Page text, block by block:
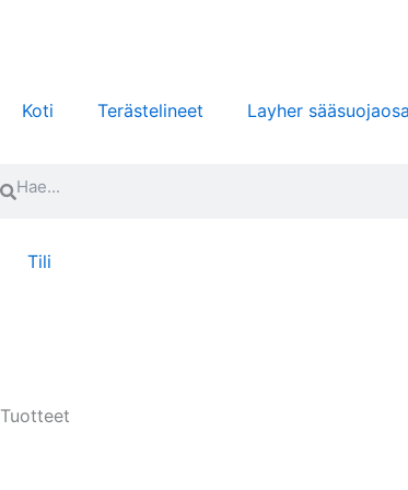
Koti Terästelineet Layher
Search
Tili
Tuotteet